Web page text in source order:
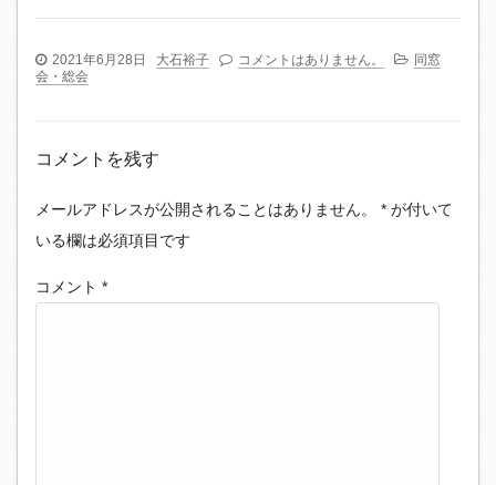
2021年6月28日 大石裕子 コメントはありません。
同窓
会・総会
コメントを残す
メールアドレスが公開されることはありません。 * が付いて
いる欄は必須項目です
コメント *